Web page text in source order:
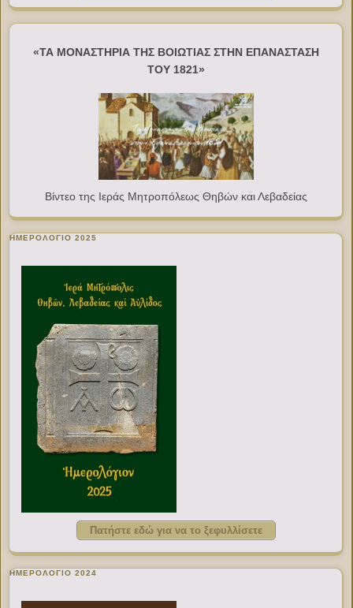
«ΤΑ ΜΟΝΑΣΤΗΡΙΑ ΤΗΣ ΒΟΙΩΤΙΑΣ ΣΤΗΝ ΕΠΑΝΑΣΤΑΣΗ
ΤΟΥ 1821»
Βίντεο της Ιεράς Μητροπόλεως Θηβών και Λεβαδείας
ΗΜΕΡΟΛΟΓΙΟ 2025
Πατήστε εδώ για να το ξεφυλλίσετε
ΗΜΕΡΟΛΟΓΙΟ 2024